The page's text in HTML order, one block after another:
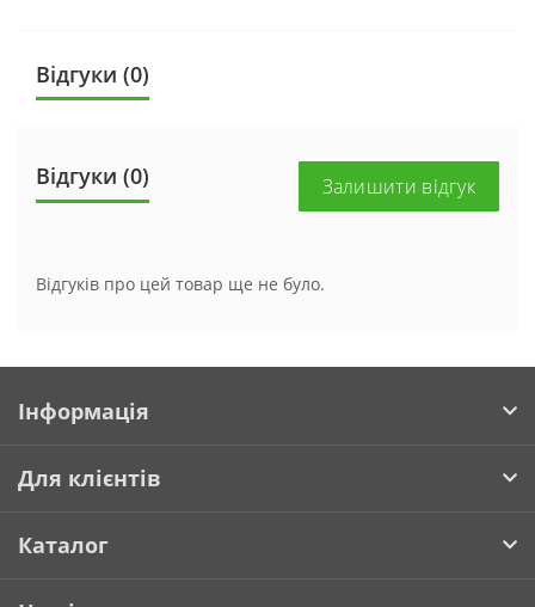
Відгуки (0)
Відгуки (0) Залишити відгук
Відгуків про цей товар ще не було.
Інформація
Для клієнтів
Каталог